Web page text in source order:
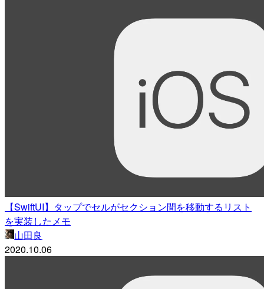
【SwiftUI】タップでセルがセクション間を移動するリスト
を実装したメモ
山田良
2020.10.06